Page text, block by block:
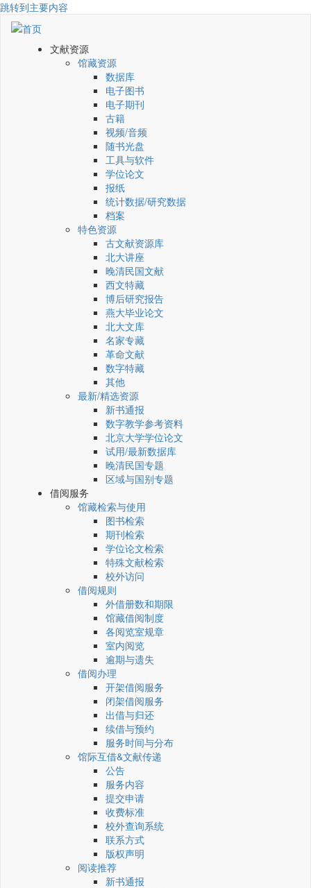
跳转到主要内容
文献资源
馆藏资源
数据库
电子图书
电子期刊
古籍
视频/音频
随书光盘
工具与软件
学位论文
报纸
统计数据/研究数据
档案
特色资源
古文献资源库
北大讲座
晚清民国文献
西文特藏
博后研究报告
燕大毕业论文
北大文库
名家专藏
革命文献
数字特藏
其他
最新/精选资源
新书通报
数字教学参考资料
北京大学学位论文
试用/最新数据库
晚清民国专题
区域与国别专题
借阅服务
馆藏检索与使用
图书检索
期刊检索
学位论文检索
特殊文献检索
校外访问
借阅规则
外借册数和期限
馆藏借阅制度
各阅览室规章
室内阅览
逾期与遗失
借阅办理
开架借阅服务
闭架借阅服务
出借与归还
续借与预约
服务时间与分布
馆际互借&文献传递
公告
服务内容
提交申请
收费标准
校外查询系统
联系方式
版权声明
阅读推荐
新书通报